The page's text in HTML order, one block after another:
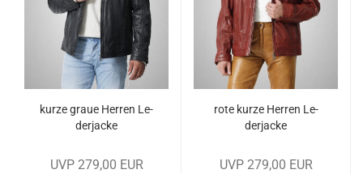
kurze graue Her­ren Le­
der­ja­cke
UVP 279,00 EUR
rote kurze Her­ren Le­
der­ja­cke
UVP 279,00 EUR